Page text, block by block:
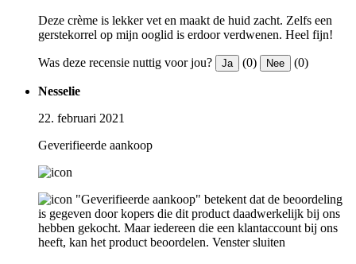
Deze crème is lekker vet en maakt de huid zacht. Zelfs een
gerstekorrel op mijn ooglid is erdoor verdwenen. Heel fijn!
Was deze recensie nuttig voor jou? Ja (0) Nee (0)
Nesselie
22. februari 2021
Geverifieerde aankoop
"Geverifieerde aankoop" betekent dat de beoordeling
is gegeven door kopers die dit product daadwerkelijk bij ons
hebben gekocht. Maar iedereen die een klantaccount bij ons
heeft, kan het product beoordelen. Venster sluiten